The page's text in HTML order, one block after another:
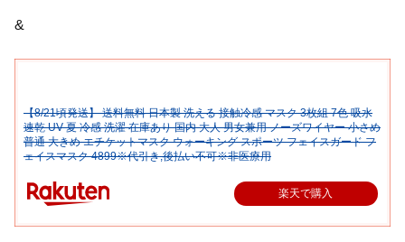
&
【8/21頃発送】 送料無料 日本製 洗える 接触冷感 マスク 3枚組 7色 吸水
速乾 UV 夏 冷感 洗濯 在庫あり 国内 大人 男女兼用 ノーズワイヤー 小さめ
普通 大きめ エチケットマスク ウォーキング スポーツ フェイスガード フ
ェイスマスク 4899※代引き,後払い不可※非医療用
楽天で購入